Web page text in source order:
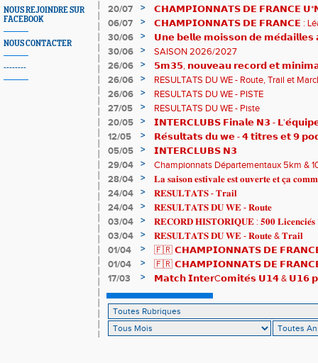
NOUS REJOINDRE SUR
FACEBOOK
NOUS CONTACTER
--------
20/07 >
𝗖𝗛𝗔𝗠𝗣𝗜𝗢𝗡𝗡𝗔𝗧𝗦 𝗗𝗘 𝗙𝗥𝗔𝗡𝗖𝗘
𝗵𝗶𝘀𝘁𝗼𝗿𝗶𝗾𝘂𝗲𝘀 !
06/07 >
𝗖𝗛𝗔𝗠𝗣𝗜𝗢𝗡𝗡𝗔𝗧𝗦 𝗗𝗘 𝗙𝗥𝗔𝗡𝗖𝗘 : Léane
83è !
30/06 >
𝗨𝗻𝗲 𝗯𝗲𝗹𝗹𝗲 𝗺𝗼𝗶𝘀𝘀𝗼𝗻 𝗱𝗲
𝗔𝗨𝗥𝗔 !
30/06 >
SAISON 2026/2027
26/06
>
𝟱𝗺𝟯𝟱, 𝗻𝗼𝘂𝘃𝗲𝗮𝘂 𝗿𝗲𝗰𝗼𝗿𝗱 𝗲𝘁
𝗖𝗵𝗮𝗺𝗽𝗶𝗼𝗻𝗻𝗮𝘁𝘀 𝗱𝘂 𝗠𝗼𝗻𝗱𝗲 𝗨𝟮𝟬
26/06 >
RESULTATS DU WE - Route, Trail et
26/06
>
RESULTATS DU WE - PISTE
27/05
>
RESULTATS DU WE - Piste
20/05
>
𝗜𝗡𝗧𝗘𝗥𝗖𝗟𝗨𝗕𝗦 𝗙𝗶𝗻𝗮𝗹𝗲 𝗡𝟯 -
𝟯𝟮𝟰𝟮𝟳𝗽𝘁𝘀
12/05 >
𝗥𝗲́𝘀𝘂𝗹𝘁𝗮𝘁𝘀 𝗱𝘂 𝘄𝗲 - 𝟰 𝘁𝗶𝘁𝗿𝗲𝘀 𝗲𝘁 𝟵
05/05
>
𝗜𝗡𝗧𝗘𝗥𝗖𝗟𝗨𝗕𝗦 𝗡𝟯
29/04
>
Championnats Départementaux 5km &
de bronze et un max de plaisir pour tous !
28/04 >
𝐋𝐚 𝐬𝐚𝐢𝐬𝐨𝐧 𝐞𝐬𝐭𝐢𝐯𝐚𝐥𝐞 𝐞𝐬𝐭 𝐨𝐮𝐯𝐞𝐫𝐭𝐞 𝐞𝐭 𝐜̧𝐚
24/04
>
𝐑𝐄𝐒𝐔𝐋𝐓𝐀𝐓𝐒 - 𝐓𝐫𝐚𝐢𝐥
24/04
>
𝐑𝐄𝐒𝐔𝐋𝐓𝐀𝐓𝐒 𝐃𝐔 𝐖𝐄 - 𝐑𝐨𝐮𝐭𝐞
03/04
>
𝐑𝐄𝐂𝐎𝐑𝐃 𝐇𝐈𝐒𝐓𝐎𝐑𝐈𝐐𝐔𝐄 : 𝟓𝟎𝟎 𝐋𝐢𝐜𝐞𝐧𝐜𝐢𝐞́𝐬
03/04
>
𝐑𝐄𝐒𝐔𝐋𝐓𝐀𝐓𝐒 𝐃𝐔 𝐖𝐄 - 𝐑𝐨𝐮𝐭𝐞 & 𝐓𝐫𝐚𝐢𝐥
01/04
>
🇫🇷 𝗖𝗛𝗔𝗠𝗣𝗜𝗢𝗡𝗡𝗔𝗧𝗦 𝗗𝗘 𝗙𝗥𝗔𝗡𝗖𝗘
résultats
01/04 >
🇫🇷 𝗖𝗛𝗔𝗠𝗣𝗜𝗢𝗡𝗡𝗔𝗧𝗦 𝗗𝗘 𝗙𝗥𝗔𝗡𝗖𝗘
𝒕𝒓𝒂𝒊𝒍𝒆𝒖𝒓𝒔 𝒓𝒂𝒎𝒆̀𝒏𝒆𝒏𝒕 4 𝒎𝒆́𝒅𝒂𝒊𝒍𝒍𝒆𝒔 !
17/03 >
𝗠𝗮𝘁𝗰𝗵 𝗜𝗻𝘁𝗲𝗿C𝗼𝗺𝗶𝘁𝗲́𝘀 𝗨𝟭𝟰 & 𝗨𝟭𝟲